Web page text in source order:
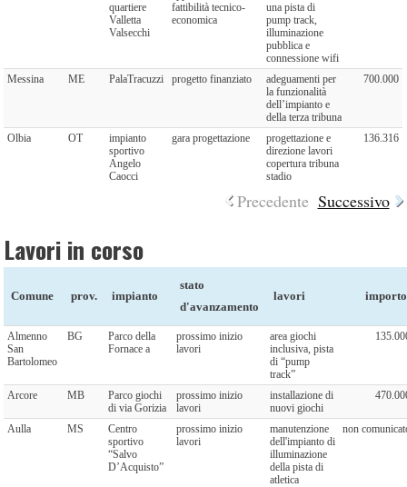
quartiere
Valletta
Valsecchi
fattibilità tecnico-
economica
una pista di
pump track,
illuminazione
pubblica e
connessione wifi
Messina ME PalaTracuzzi progetto finanziato
adeguamenti per
la funzionalità
dell’impianto e
della terza tribuna
700.000
Olbia OT
impianto
sportivo
Angelo
Caocci
gara progettazione
progettazione e
direzione lavori
copertura tribuna
stadio
136.316
Precedente Successivo
Lavori in corso
Comune prov. impianto
stato
d'avanzamento
lavori importo
Almenno
San
Bartolomeo
BG
Parco della
Fornace a
prossimo inizio
lavori
area giochi
inclusiva, pista
di “pump
track”
Arcore MB
Parco giochi
di via Gorizia
prossimo inizio
lavori
installazione di
nuovi giochi
Aulla MS
Centro
sportivo
“Salvo
D’Acquisto”
prossimo inizio
lavori
manutenzione
dell'impianto di
illuminazione
della pista di
atletica
non